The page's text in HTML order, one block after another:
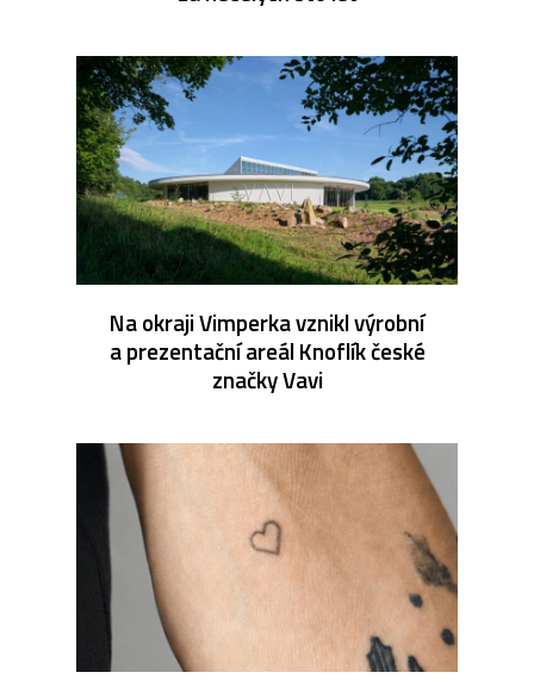
Na okraji Vimperka vznikl výrobní
a prezentační areál Knoflík české
značky Vavi